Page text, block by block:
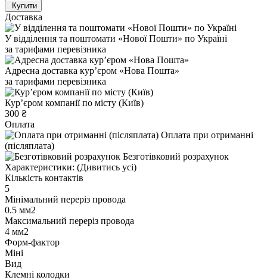
Купити
Доставка
У відділення та поштомати «Нової Пошти» по Україні
за тарифами перевізника
Адресна доставка курʼєром «Нова Пошта»
за тарифами перевізника
Курʼєром компанії по місту (Київ)
300 ₴
Оплата
Оплата при отриманні
(післяплата)
Безготівковий розрахунок
Характеристики: (Дивитись усі)
Кількість контактів
5
Мінімальний переріз провода
0.5 мм2
Максимальний переріз провода
4 мм2
Форм-фактор
Міні
Вид
Клемні колодки